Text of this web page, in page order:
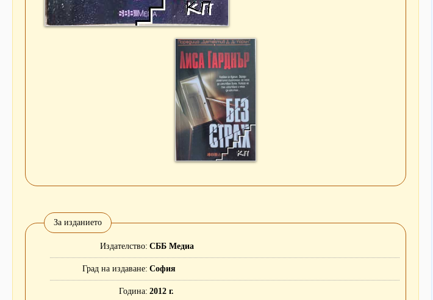
За изданието
Издателство СББ Медиа
Град на издаване София
Година 2012 г.